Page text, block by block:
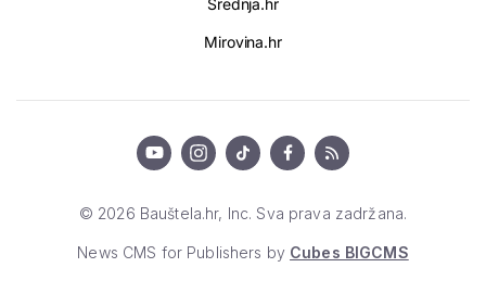
Mirovina.hr
© 2026 Bauštela.hr, Inc. Sva prava zadržana.
News CMS for Publishers by Cubes BIGCMS